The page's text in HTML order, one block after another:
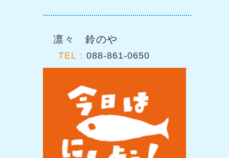
凛々 鈴のや
TEL： 088-861-0650